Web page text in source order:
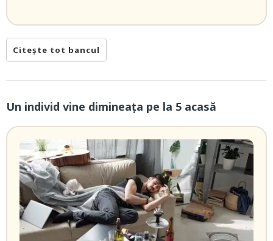
Citește tot bancul
Un individ vine dimineaţa pe la 5 acasă